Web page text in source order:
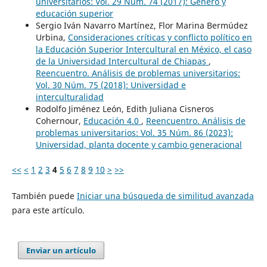
educación superior
Sergio Iván Navarro Martínez, Flor Marina Bermúdez
Urbina, Consideraciones críticas y conflicto político en
la Educación Superior Intercultural en México, el caso
de la Universidad Intercultural de Chiapas ,
Reencuentro. Análisis de problemas universitarios:
Vol. 30 Núm. 75 (2018): Universidad e
interculturalidad
Rodolfo Jiménez León, Edith Juliana Cisneros
Cohernour, Educación 4.0 , Reencuentro. Análisis de
problemas universitarios: Vol. 35 Núm. 86 (2023):
Universidad, planta docente y cambio generacional
<< < 1 2 3 4 5 6 7 8 9 10 > >>
También puede Iniciar una búsqueda de similitud avanzada
para este artículo.
Enviar un artículo